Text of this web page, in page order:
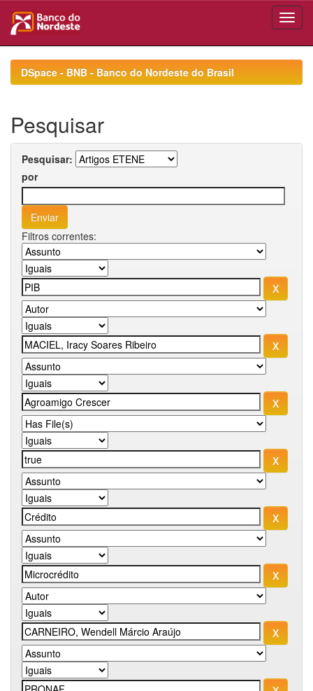
navigationDSpace - BNB - Banco do Nordeste do Brasil
Pesquisar
Pesquisar:
por
Filtros correntes: